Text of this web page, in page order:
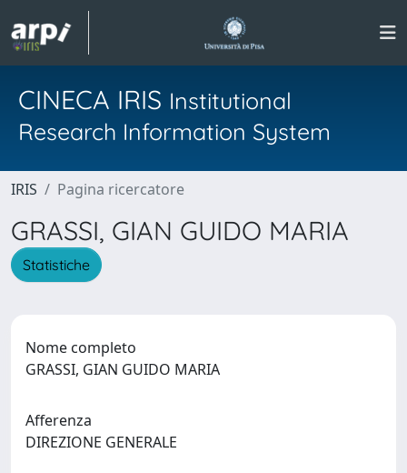
CINECA IRIS Institutional
Research Information System
IRIS Pagina ricercatore
GRASSI, GIAN GUIDO MARIA
Statistiche
Nome completo
GRASSI, GIAN GUIDO MARIA
Afferenza
DIREZIONE GENERALE